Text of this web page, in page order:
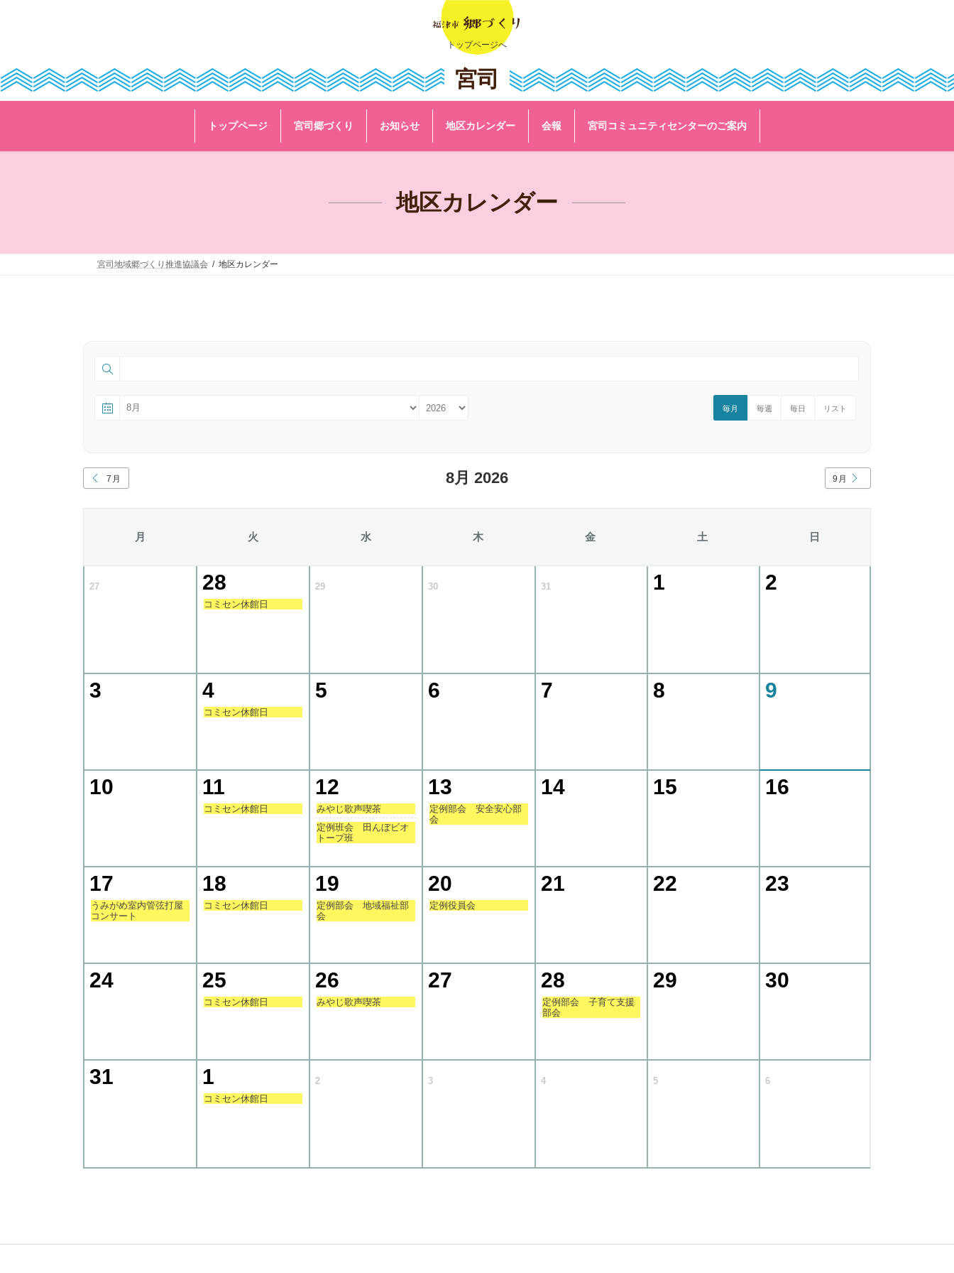
へ
ス
ョ
ン
トップページへ
宮司
トップページ 宮司郷づくり お知らせ 地区カレンダー 会報 宮司コミュニティセンターのご案内
地区カレンダー
宮司地域郷づくり推進協議会 地区カレンダー
毎月 毎週 毎日 リスト
7月 8月 2026 9月
月 火 水 木 金 土 日
27 28
コミセン休館日
29 30 31 1 2
3 4
コミセン休館日
5 6 7 8 9
10 11
コミセン休館日
12
みやじ歌声喫茶
定例班会 田んぼビオ
トープ班
13
定例部会 安全安心部
会
14 15 16
17
うみがめ室内管弦打屋
コンサート
18
コミセン休館日
19
定例部会 地域福祉部
会
20
定例役員会
21 22 23
24 25
コミセン休館日
26
みやじ歌声喫茶
27 28
定例部会 子育て支援
部会
29 30
31 1
コミセン休館日
2 3 4 5 6